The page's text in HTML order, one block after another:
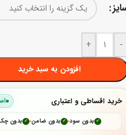
-
+
افزودن به سبد خرید
خرید اقساطی و اعتباری
✓ بدون سود ✓ بدون ضامن ✓ بدون